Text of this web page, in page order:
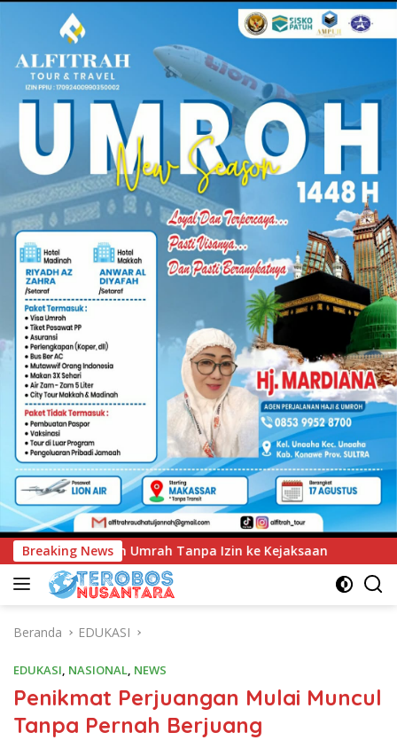
Breaking News
Kejaksaan UNIMEN Tambah Delapan Program
Beranda EDUKASI
EDUKASI, NASIONAL, NEWS
Penikmat Perjuangan Mulai Muncul
Tanpa Pernah Berjuang